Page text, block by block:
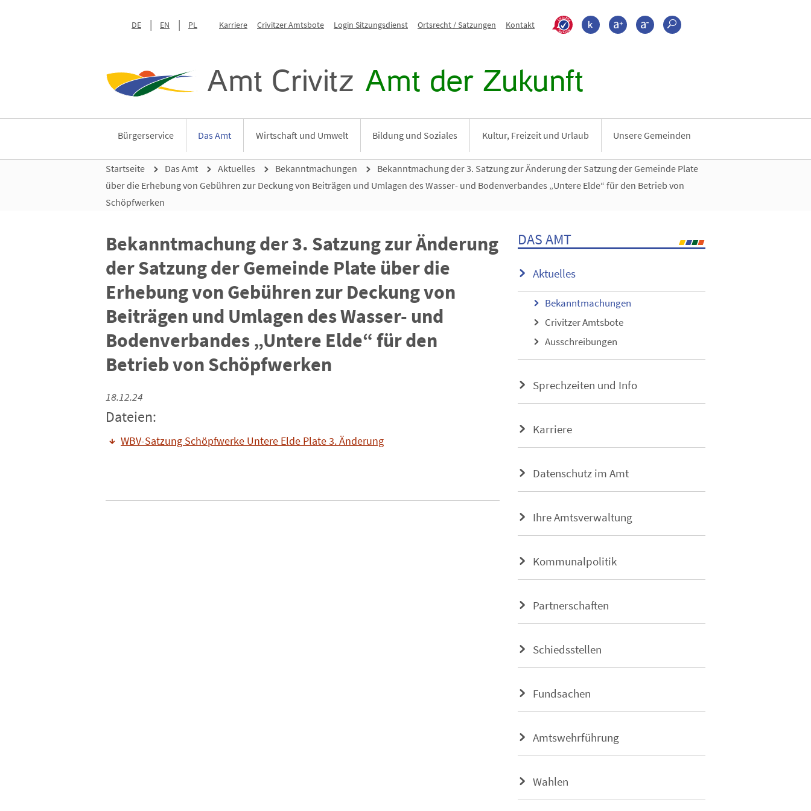
DE EN PL Karriere Crivitzer Amtsbote Login Sitzungsdienst Ortsrecht / Satzungen Kontakt >???leichte_sprache???
KontrastSchrift größerSchrift kleiner
Suche
Amt Crivitz Amt der Zukunft
Bürgerservice Das Amt Wirtschaft und Umwelt Bildung und Soziales Kultur, Freizeit und Urlaub Unsere Gemeinden
Startseite Das Amt Aktuelles Bekanntmachungen
Bekanntmachung der 3. Satzung zur Änderung der Satzung der Gemeinde Plate
über die Erhebung von Gebühren zur Deckung von Beiträgen und Umlagen des Wasser- und Bodenverbandes „Untere Elde“ für den Betrieb von
Schöpfwerken
Bekanntmachung der 3. Satzung zur Änderung
der Satzung der Gemeinde Plate über die
Erhebung von Gebühren zur Deckung von
Beiträgen und Umlagen des Wasser- und
Bodenverbandes „Untere Elde“ für den
Betrieb von Schöpfwerken
18.12.24
Dateien:
WBV-Satzung Schöpfwerke Untere Elde Plate 3. Änderung
DAS AMT
Aktuelles
Bekanntmachungen
Crivitzer Amtsbote
Ausschreibungen
Sprechzeiten und Info
Karriere
Datenschutz im Amt
Ihre Amtsverwaltung
Kommunalpolitik
Partnerschaften
Schiedsstellen
Fundsachen
Amtswehrführung
Wahlen